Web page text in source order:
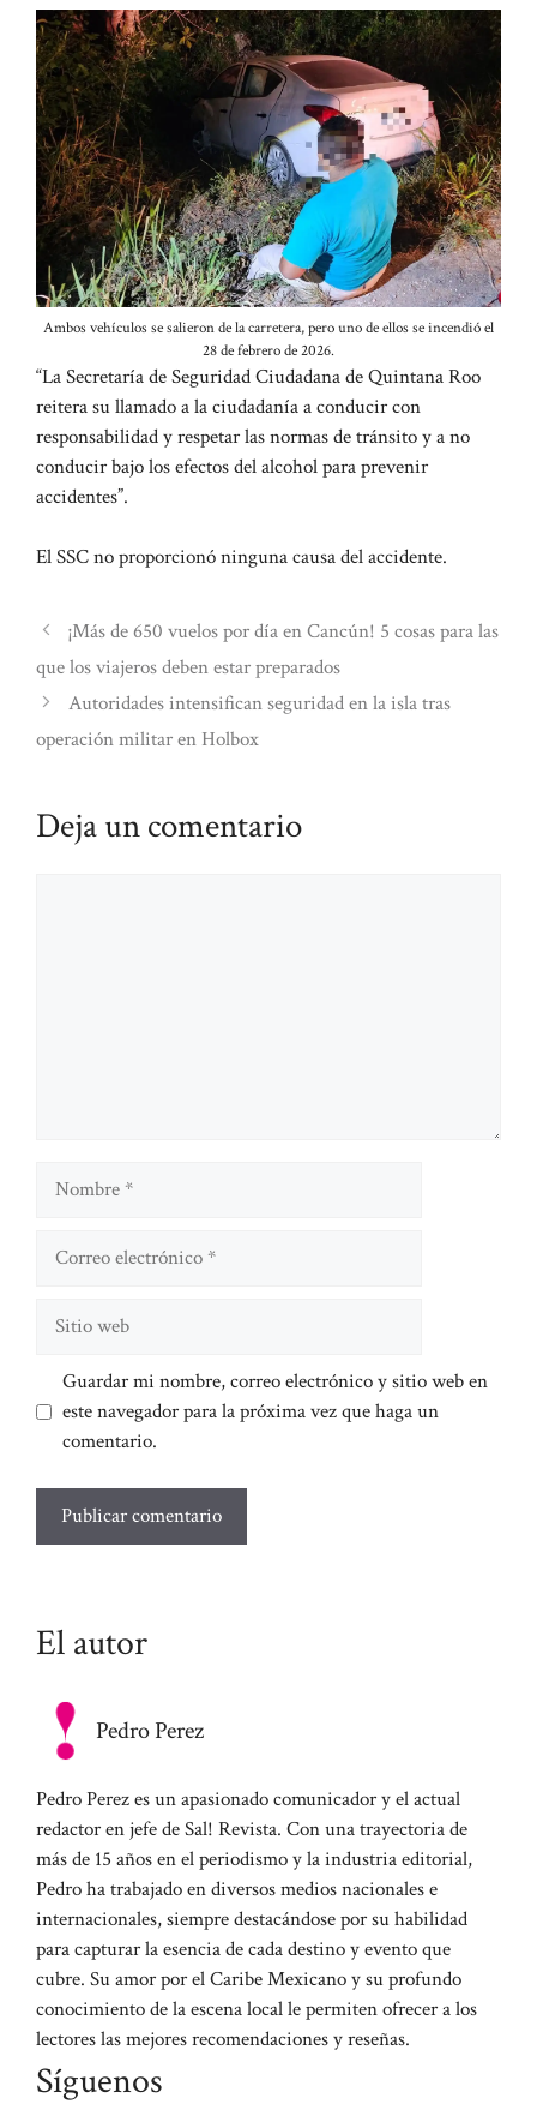
Ambos vehículos se salieron de la carretera, pero uno de ellos se incendió el
28 de febrero de 2026.
“La Secretaría de Seguridad Ciudadana de Quintana Roo
reitera su llamado a la ciudadanía a conducir con
responsabilidad y respetar las normas de tránsito y a no
conducir bajo los efectos del alcohol para prevenir
accidentes”.
El SSC no proporcionó ninguna causa del accidente.
¡Más de 650 vuelos por día en Cancún! 5 cosas para las
que los viajeros deben estar preparados
Autoridades intensifican seguridad en la isla tras
operación militar en Holbox
Deja un comentario
Nombre
Guardar mi nombre, correo electrónico y sitio web en
este navegador para la próxima vez que haga un
comentario.
El autor
Pedro Perez
Pedro Perez es un apasionado comunicador y el actual
redactor en jefe de Sal! Revista. Con una trayectoria de
más de 15 años en el periodismo y la industria editorial,
Pedro ha trabajado en diversos medios nacionales e
internacionales, siempre destacándose por su habilidad
para capturar la esencia de cada destino y evento que
cubre. Su amor por el Caribe Mexicano y su profundo
conocimiento de la escena local le permiten ofrecer a los
lectores las mejores recomendaciones y reseñas.
Síguenos